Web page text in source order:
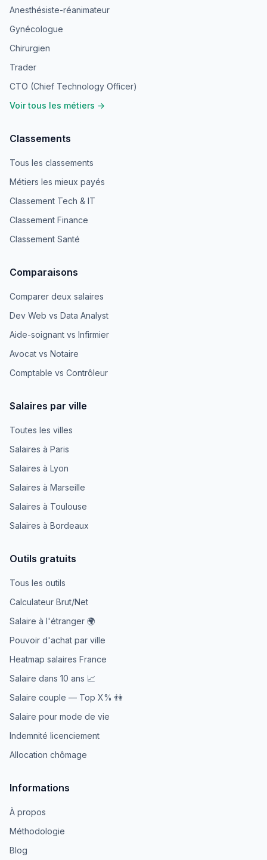
Anesthésiste-réanimateur
Gynécologue
Chirurgien
Trader
CTO (Chief Technology Officer)
Voir tous les métiers →
Classements
Tous les classements
Métiers les mieux payés
Classement Tech & IT
Classement Finance
Classement Santé
Comparaisons
Comparer deux salaires
Dev Web vs Data Analyst
Aide-soignant vs Infirmier
Avocat vs Notaire
Comptable vs Contrôleur
Salaires par ville
Toutes les villes
Salaires à Paris
Salaires à Lyon
Salaires à Marseille
Salaires à Toulouse
Salaires à Bordeaux
Outils gratuits
Tous les outils
Calculateur Brut/Net
Salaire à l'étranger 🌍
Pouvoir d'achat par ville
Heatmap salaires France
Salaire dans 10 ans 📈
Salaire couple — Top X% 👫
Salaire pour mode de vie
Indemnité licenciement
Allocation chômage
Informations
À propos
Méthodologie
Blog